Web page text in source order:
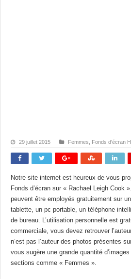
29 juillet 2015 Femmes Fonds d'écran
Notre site internet est heureux de vous
Fonds d’écran sur « Rachael Leigh Cook
peuvent être employés gratuitement sur
tablette, un pc portable, un téléphone
de bureau. L’utilisation personnelle est
commerciale, vous devez retrouver
n’est pas l’auteur des photos présentes
vous sugère une grande quantité
sections comme « Femmes ».